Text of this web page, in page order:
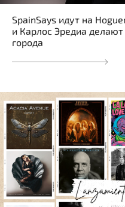
SpainSays идут на
и Карлос Эредиа
города